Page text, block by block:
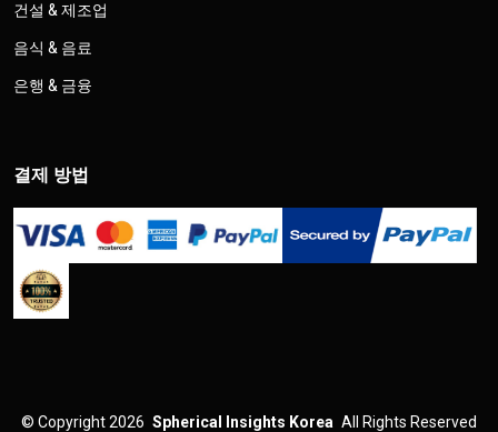
건설 & 제조업
음식 & 음료
은행 & 금융
결제 방법
© Copyright 2026 Spherical Insights Korea All Rights Reserved